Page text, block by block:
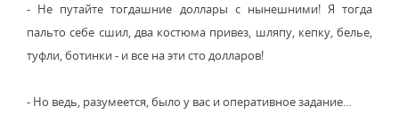
- Не путайте тогдашние доллары с нынешними! Я тогда
пальто себе сшил, два костюма привез, шляпу, кепку, белье,
туфли, ботинки - и все на эти сто долларов!
- Но ведь, разумеется, было у вас и оперативное задание...